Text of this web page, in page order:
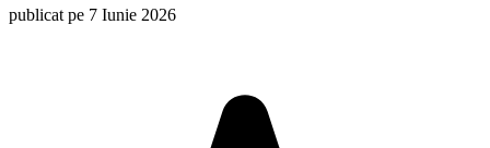
publicat pe 7 Iunie 2026